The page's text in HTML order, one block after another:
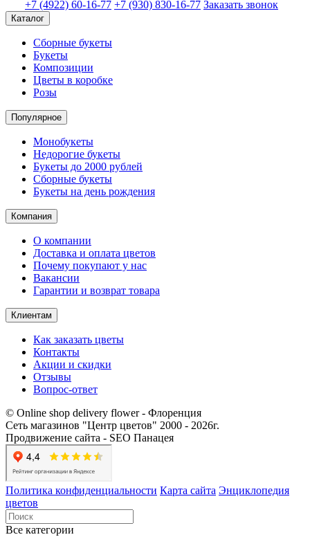
+7 (4922) 60-16-77 +7 (930) 830-16-77 Заказать звонок
Каталог
Сборные букеты
Букеты
Композиции
Цветы в коробке
Розы
Популярное
Монобукеты
Недорогие букеты
Букеты до 2000 рублей
Сборные букеты
Букеты на день рождения
Компания
О компании
Доставка и оплата цветов
Почему покупают у нас
Вакансии
Гарантии и возврат товара
Клиентам
Как заказать цветы
Контакты​
Акции и скидки
Отзывы
Вопрос-ответ
© Online shop delivery flower - Флоренция
Сеть магазинов "Центр цветов" 2000 ‐ 2026г.
Продвижение сайта - SEO Панацея
Политика конфиденциальности Карта сайта Энциклопедия
цветов
Все категории